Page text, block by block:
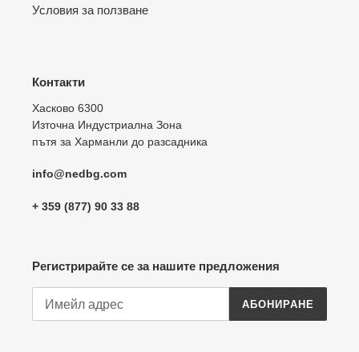
Условия за ползване
Контакти
Хасково 6300
Източна Индустриална Зона
пътя за Харманли до разсадника
info@nedbg.com
+ 359 (877) 90 33 88
Регистрирайте се за нашите предложения
АБОНИРАНЕ